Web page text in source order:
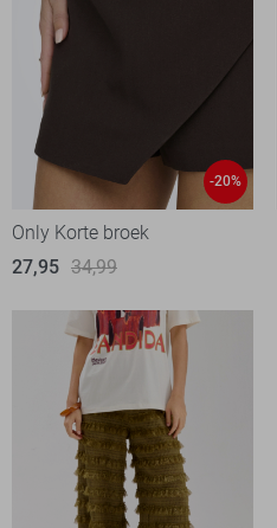
-20%
Only Korte broek
27,95 34,99